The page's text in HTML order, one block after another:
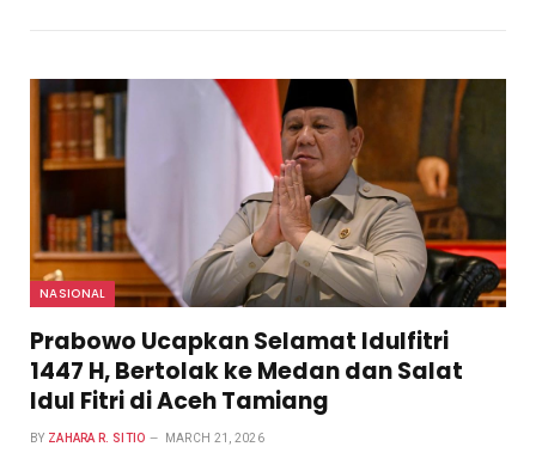
NASIONAL
Prabowo Ucapkan Selamat Idulfitri
1447 H, Bertolak ke Medan dan Salat
Idul Fitri di Aceh Tamiang
BY ZAHARA R. SITIO MARCH 21, 2026